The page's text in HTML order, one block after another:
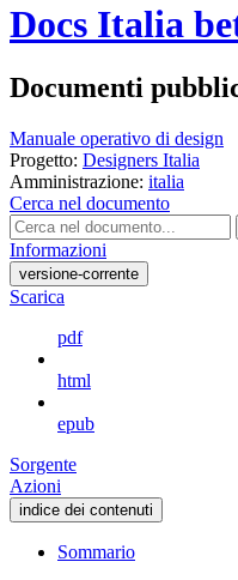
Docs Italia
Documenti
Manuale operativo di design
Progetto: Designers Italia
Amministrazione: italia
Cerca nel documento
Informazioni
versione-corrente
Scarica
pdf
html
epub
Sorgente
Azioni
indice dei contenuti
Sommario